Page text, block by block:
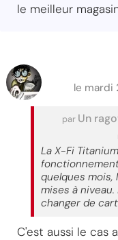
le meilleur
le mardi
par Un
La X-Fi
quelques mois,
mises à
changer de
C'est aussi le cas